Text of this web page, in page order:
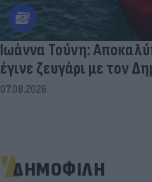
Ιωάννα Τούνη:
έγινε ζευγάρι με τον
07.08.2026
ΔΗΜΟΦΙΛΗ